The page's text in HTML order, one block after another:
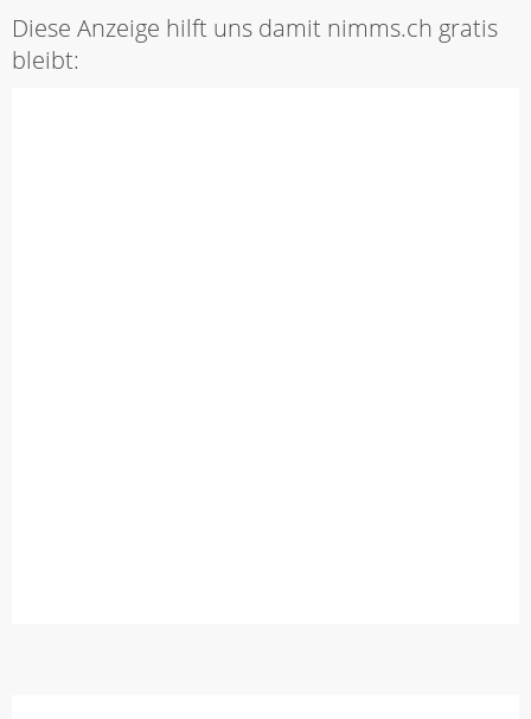
Diese Anzeige hilft uns damit nimms.ch gratis
bleibt: